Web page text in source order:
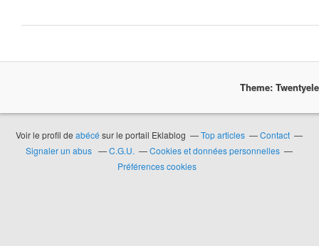
Theme:
Voir le profil deabécé sur le portail Eklablog Top articles
Contact
Signaler un abus
C.G.U.
Cookies et données personnelles
Préférences cookies